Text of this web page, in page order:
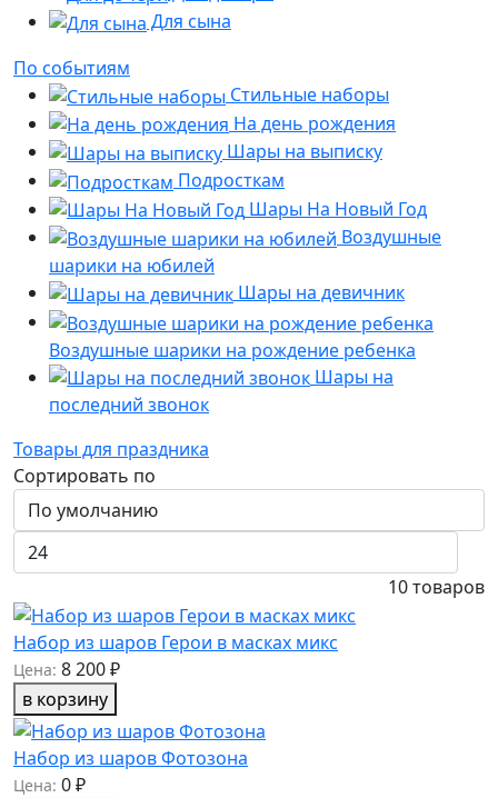
Для сына
По событиям
Стильные наборы
На день рождения
Шары на выписку
Подросткам
Шары На Новый Год
Воздушные
шарики на юбилей
Шары на девичник
Воздушные шарики на рождение ребенка
Шары на
последний звонок
Товары для праздника
Сортировать по
10товаров
Набор из шаров Герои в масках микс
Цена: 8 200 ₽
в корзину
Набор из шаров Фотозона
Цена: 0 ₽